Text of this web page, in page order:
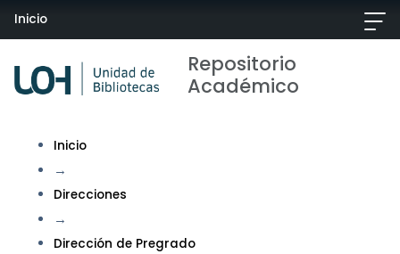
Inicio
Repositorio
Académico
Inicio
→
Direcciones
→
Dirección de Pregrado